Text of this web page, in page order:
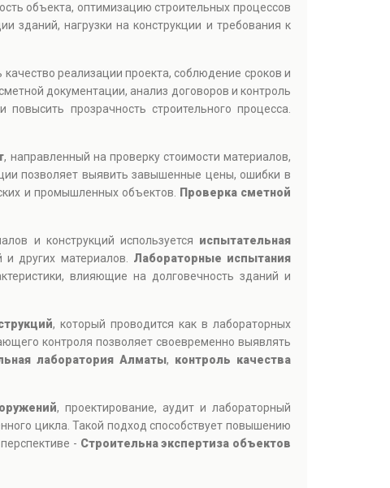
объекта, оптимизацию строительных процессов
зданий, нагрузки на конструкции и требования к
реализации проекта, соблюдение сроков и
документации, анализ договоров и контроль
прозрачность строительного процесса.
, направленный на проверку стоимости материалов,
позволяет выявить завышенные цены, ошибки в
и промышленных объектов.
Проверка сметной
и конструкций используется испытательная
других материалов. Лабораторные испытания
влияющие на долговечность зданий и
, который проводится как в лабораторных
контроля позволяет своевременно выявлять
лаборатория Алматы, контроль качества
, проектирование, аудит и лабораторный
цикла. Такой подход способствует повышению
- Строительна экспертиза объектов